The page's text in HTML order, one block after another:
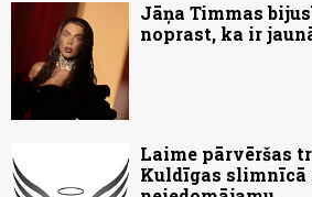
Jāņa Timmas
noprast, ka ir
Laime pārvēršas
Kuldīgas slimnīcā